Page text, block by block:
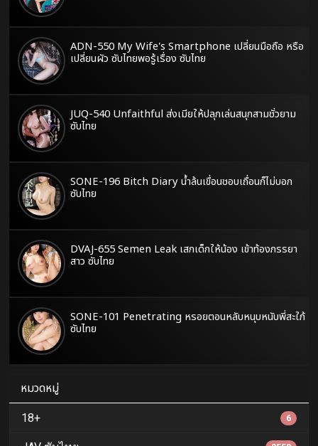
ADN-550 My Wife's Smartphone เปลี่ยนมือถือ หรือ
เปลี่ยนผัว ซับไทยพอรู้เรื่อง ซับไทย
JUQ-540 Unfaithful ส่งเมียให้ปลุกเล่นสนุกสามชั่วยาม
ซับไทย
SONE-196 Bitch Diary น้ำล้นเขื่อนชอบเถื่อนก็ไม่บอก
ซับไทย
DVAJ-655 Semen Leak เสกเด็กให้น้อง เข้าท้องภรรยา
สาว ซับไทย
SONE-101 Penetrating หรอยตอนหลับหนุบหนับพี่สะใภ้
ซับไทย
หมวดหมู่
18+ 6